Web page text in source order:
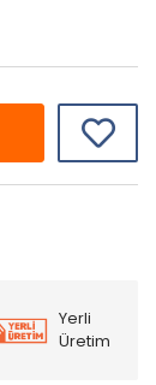
Yerli
Üretim